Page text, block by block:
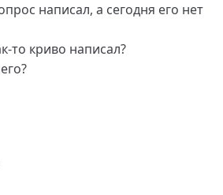
написал, а сегодня его нет
то криво написал?